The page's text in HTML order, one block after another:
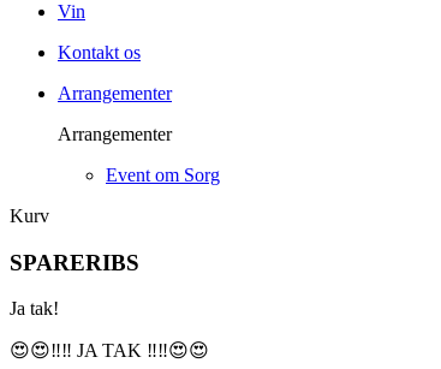
Vin
Kontakt os
Arrangementer
Arrangementer
Event om Sorg
Kurv
SPARERIBS
Ja tak!
😍😍‼️‼️ JA TAK ‼️‼️😍😍